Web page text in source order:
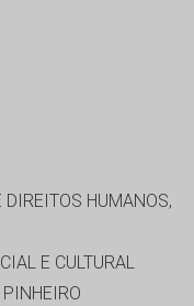
DIREITOS HUMANOS,
E CULTURAL